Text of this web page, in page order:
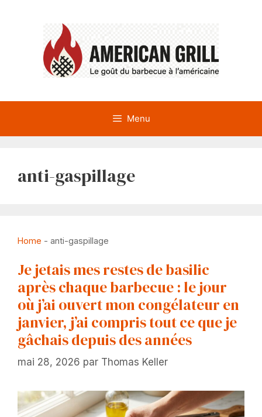
Menu
anti-gaspillage
Home - anti-gaspillage
Je jetais mes restes de basilic
après chaque barbecue : le jour
où j’ai ouvert mon congélateur en
janvier, j’ai compris tout ce que je
gâchais depuis des années
mai 28, 2026 par Thomas Keller